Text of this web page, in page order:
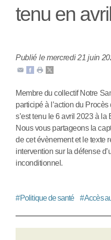
tenu en
Publié le mercredi 21 juin
Membre du collectif Notre
participé à l’action du
s’est tenu le 6 avril 2023 à la
Nous vous partageons la
de cet évènement et le texte
intervention sur la défense
inconditionnel.
#Politique de santé #Accès